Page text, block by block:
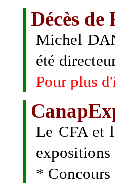
Décès
Michel
été
Pour plus
Le CFA et
expositions
* Concours